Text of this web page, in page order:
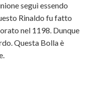
seguì essendo
Rinaldo fu fatto
nel 1198. Dunque
Questa Bolla è